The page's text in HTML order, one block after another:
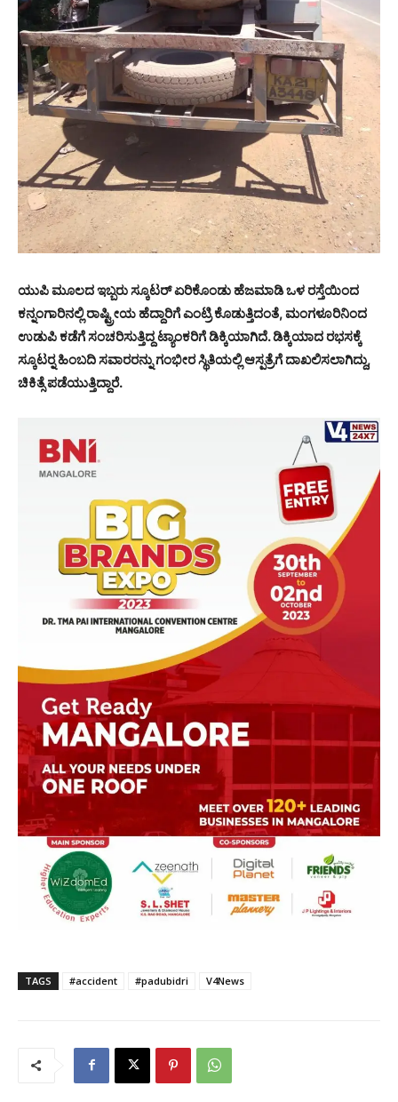
ಯುಪಿ ಮೂಲದ ಇಬ್ಬರು ಸ್ಕೂಟರ್ ಏರಿಕೊಂಡು ಹೆಜಮಾಡಿ ಒಳ ರಸ್ತೆಯಿಂದ
ಕನ್ನಂಗಾರಿನಲ್ಲಿ ರಾಷ್ಟ್ರೀಯ ಹೆದ್ದಾರಿಗೆ ಎಂಟ್ರಿ ಕೊಡುತ್ತಿದಂತೆ, ಮಂಗಳೂರಿನಿಂದ
ಉಡುಪಿ ಕಡೆಗೆ ಸಂಚರಿಸುತ್ತಿದ್ದ ಟ್ಯಾಂಕರಿಗೆ ಡಿಕ್ಕಿಯಾಗಿದೆ. ಡಿಕ್ಕಿಯಾದ ರಭಸಕ್ಕೆ
ಸ್ಕೂಟರ್‍ನ ಹಿಂಬದಿ ಸವಾರರನ್ನು ಗಂಭೀರ ಸ್ಥಿತಿಯಲ್ಲಿ ಆಸ್ಪತ್ರೆಗೆ ದಾಖಲಿಸಲಾಗಿದ್ದು,
ಚಿಕಿತ್ಸೆ ಪಡೆಯುತ್ತಿದ್ದಾರೆ.
TAGS #accident #padubidri V4News